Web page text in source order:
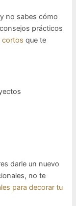
no sabes cómo
prácticos
cortos que te
darle un nuevo
no te
para decorar tu